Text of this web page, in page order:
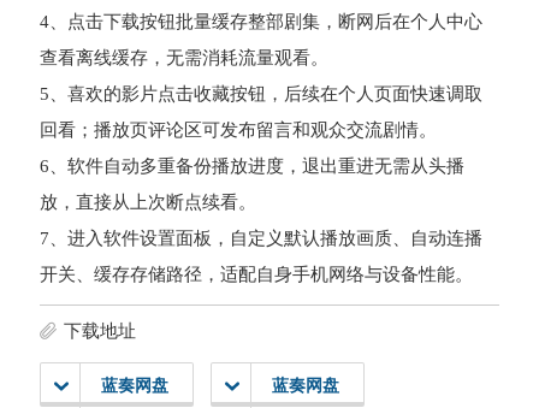
4、点击下载按钮批量缓存整部剧集，断网后在个人中心
查看离线缓存，无需消耗流量观看。
5、喜欢的影片点击收藏按钮，后续在个人页面快速调取
回看；播放页评论区可发布留言和观众交流剧情。
6、软件自动多重备份播放进度，退出重进无需从头播
放，直接从上次断点续看。
7、进入软件设置面板，自定义默认播放画质、自动连播
开关、缓存存储路径，适配自身手机网络与设备性能。
下载地址
蓝奏网盘 蓝奏网盘